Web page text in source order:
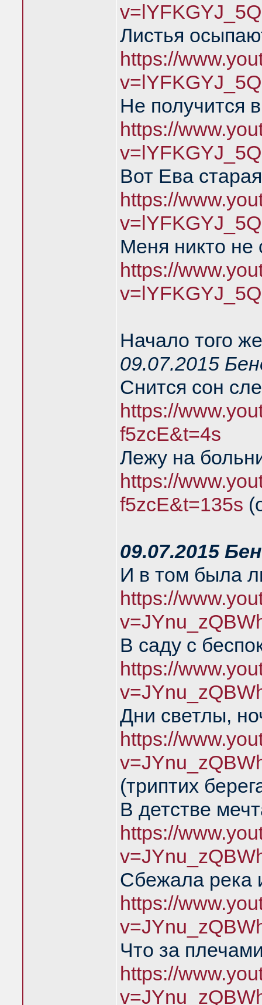
Листья
https://
Не получится
https://
Вот Ева
https://
Меня никто
https://
Начало того
09.07.2015
Снится сон
https://
f5zcE&t=4s
Лежу на
https://
f5zcE&t=135s
09.07.2015
И в том была
https://
В саду с
https://
Дни светлы,
https://
(триптих
В детстве
https://
Сбежала река
https://
Что за
https://